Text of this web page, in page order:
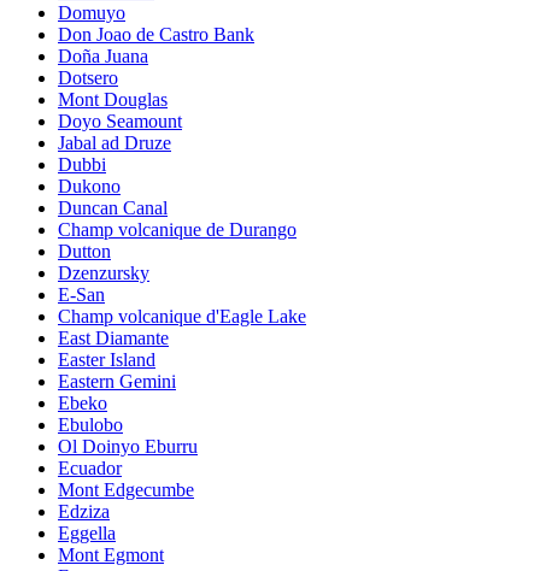
Domuyo
Don Joao de Castro Bank
Doña Juana
Dotsero
Mont Douglas
Doyo Seamount
Jabal ad Druze
Dubbi
Dukono
Duncan Canal
Champ volcanique de Durango
Dutton
Dzenzursky
E-San
Champ volcanique d'Eagle Lake
East Diamante
Easter Island
Eastern Gemini
Ebeko
Ebulobo
Ol Doinyo Eburru
Ecuador
Mont Edgecumbe
Edziza
Eggella
Mont Egmont